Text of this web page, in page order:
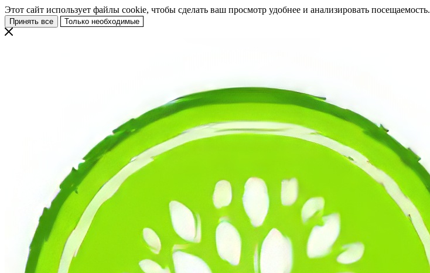
Этот сайт использует файлы cookie, чтобы сделать ваш просмотр удобнее и анализировать посещаемость.
Принять все Только необходимые